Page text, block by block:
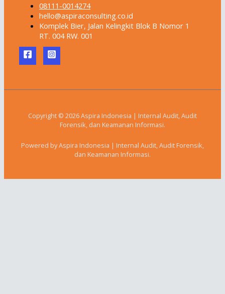
08111-0014274
hello@aspiraconsulting.co.id
Komplek Bier, Jalan Kelingkit Blok B Nomor 1
RT. 004 RW. 001
Copyright © 2026 Aspira Indonesia | Internal Audit, Audit
Forensik, dan Keamanan Informasi.
Powered by Aspira Indonesia | Internal Audit, Audit Forensik,
dan Keamanan Informasi.